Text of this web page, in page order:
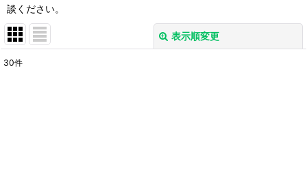
談ください。
表示順変更
30件